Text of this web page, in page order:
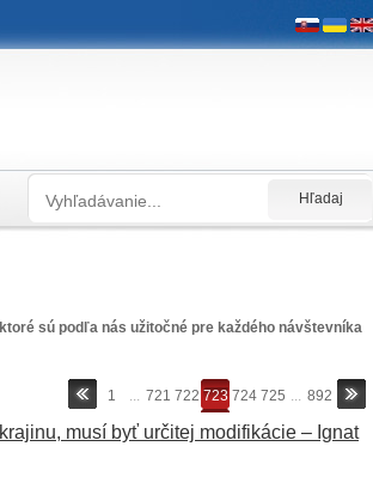
sú podľa nás užitočné pre každého návštevníka
1 ... 721 722 723 724 725 ... 892
musí byť určitej modifikácie – Ignat